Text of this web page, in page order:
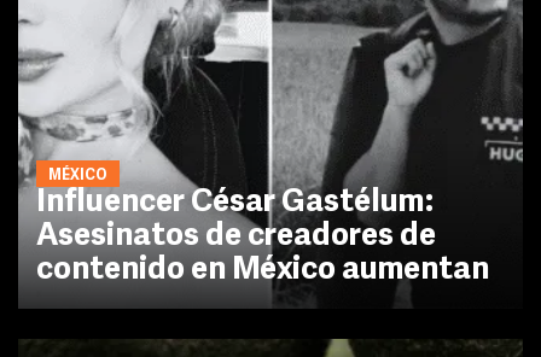
MÉXICO
Influencer César Gastélum:
Asesinatos de creadores de
contenido en México aumentan